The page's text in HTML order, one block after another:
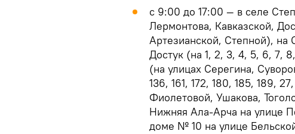
с 9:00 до 17:00 — в селе
Лермонтова, Кавказской,
Артезианской, Степной), на
Достук (на 1, 2, 3, 4, 5, 6, 7,
(на улицах Серегина,
136, 161, 172, 180, 185, 189,
Фиолетовой, Ушакова,
Нижняя Ала-Арча на улице
доме № 10 на улице